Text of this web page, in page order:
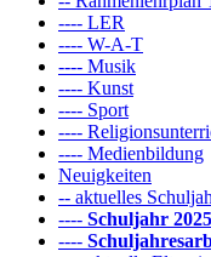
---- LER
---- W-A-T
---- Musik
---- Kunst
---- Sport
----
---- Medienbildung
Neuigkeiten
-- aktuelles
---- Schuljahr
----